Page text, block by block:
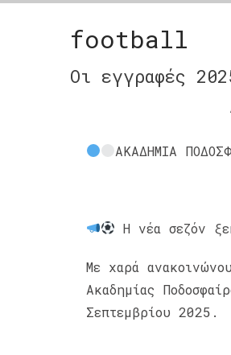
football
Οι εγγραφές
ΑΚΑΔΗΜΙΑ
Η νέα σεζόν
Με χαρά
Ακαδημίας
Σεπτεμβρίου 2025.